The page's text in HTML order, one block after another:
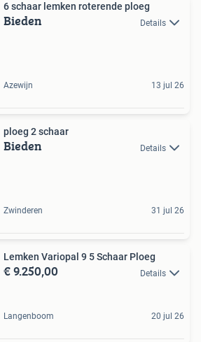
6 schaar lemken roterende ploeg
Bieden Details
Azewijn 13 jul 26
ploeg 2 schaar
Bieden Details
Zwinderen 31 jul 26
Lemken Variopal 9 5 Schaar Ploeg
€ 9.250,00 Details
Langenboom 20 jul 26